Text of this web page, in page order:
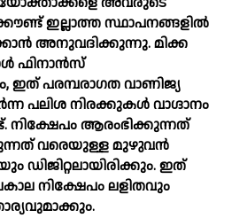
ഇല്ലാത്ത സ്ഥാപനങ്ങളില്‍
അനുവദിക്കുന്നു. മിക്ക
ഫിനാന്‍സ്
ഇത് പരമ്പരാഗത വാണിജ്യ
പലിശ നിരക്കുകള്‍ വാഗ്ദാനം
നിക്ഷേപം ആരംഭിക്കുന്നത്
വരെയുള്ള മുഴുവന്‍
ഡിജിറ്റലായിരിക്കും. ഇത്
നിക്ഷേപം ലളിതവും